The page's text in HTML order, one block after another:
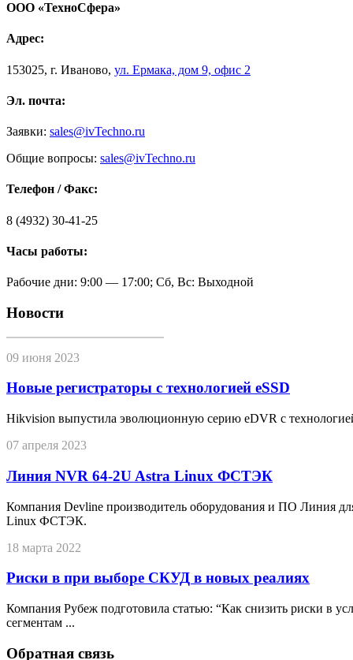
ООО «ТехноСфера»
Адрес:
153025, г. Иваново, ул. Ермака, дом 9, офис 2
Эл. почта:
Заявки: sales@ivTechno.ru
Общие вопросы: sales@ivTechno.ru
Телефон / Факс:
8 (4932) 30-41-25
Часы работы:
Рабочие дни: 9:00 — 17:00; Сб, Вс: Выходной
Новости
09 июня 2023
Новые регистраторы с технологией eSSD
Hikvision выпустила эволюционную серию eDVR с
07 апреля 2023
Линия NVR 64-2U Astra Linux ФСТЭК
Компания Devline производитель оборудования и ПО Линия
Linux ФСТЭК.
18 марта 2022
Риски в при выборе СКУД в новых реалиях
Компания Рубеж подготовила статью: “Как снизить риски в
сегментам ...
Обратная связь